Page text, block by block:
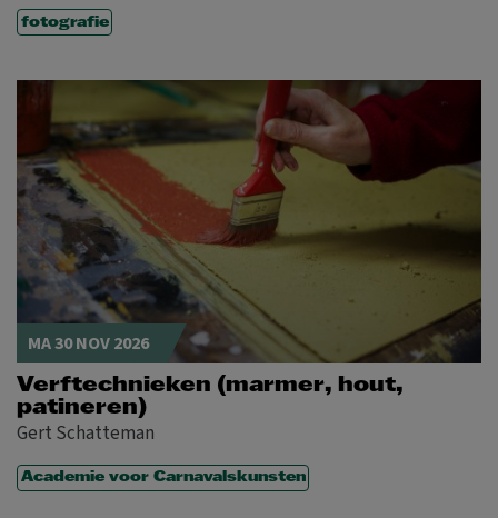
fotografie
MA 30 NOV 2026
Verftechnieken (marmer, hout,
patineren)
Gert Schatteman
Academie voor Carnavalskunsten